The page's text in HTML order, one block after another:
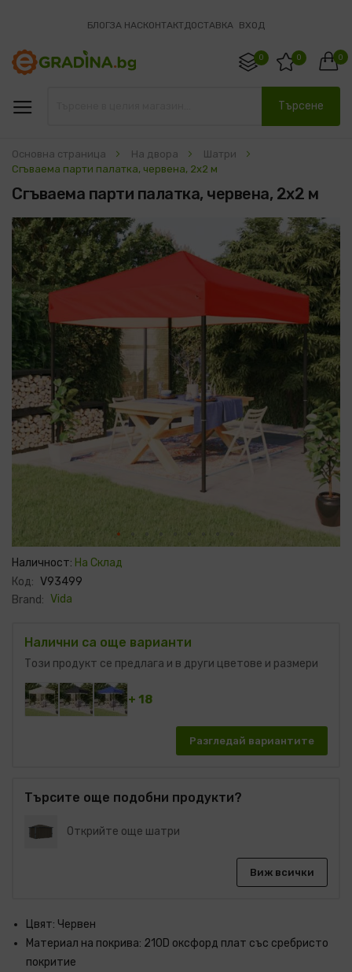
БЛОГЗА НАСКОНТАКТДОСТАВКА ВХОД
0
0 0
Търсене
Основна страница На двора
Шатри
Сгъваема парти палатка, червена, 2x2 м
Сгъваема парти палатка, червена, 2x2 м
Преминете
към
края
на
галерията
на
изображенията
Преминете
към
на
галерия
със
Наличност: На Склад
Код: V93499
Brand: Vida
Налични са още варианти
Този продукт се предлага и в други цветове и размери
+ 18
Разгледай вариантите
Търсите още подобни продукти?
Открийте още шатри
Виж всички
Цвят: Червен
Материал на покрива: 210D оксфорд плат със сребристо
покритие